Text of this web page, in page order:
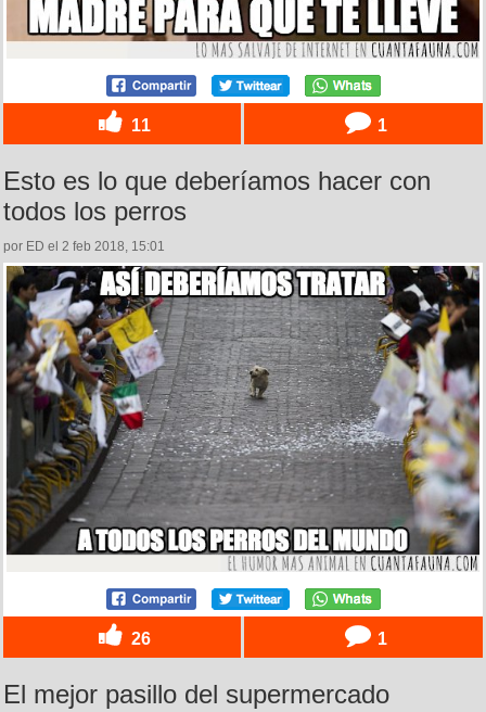
11 1
Esto es lo que deberíamos hacer con
todos los perros
por ED el 2 feb 2018, 15:01
26 1
El mejor pasillo del supermercado